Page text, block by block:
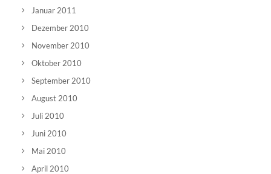
Januar 2011
Dezember 2010
November 2010
Oktober 2010
September 2010
August 2010
Juli 2010
Juni 2010
Mai 2010
April 2010